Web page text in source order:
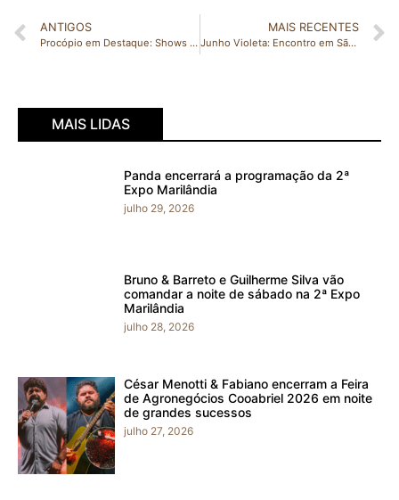
ANTIGOS
Procópio em Destaque: Shows Imperdíveis neste Fim de Semana em Mantenópolis e Nova Venécia
MAIS RECENTES
Junho Violeta: Encontro em São Gabriel da Palha destaca a importância de combater a violência contra os idosos
MAIS LIDAS
Panda encerrará a programação da 2ª
Expo Marilândia
julho 29, 2026
Bruno & Barreto e Guilherme Silva vão
comandar a noite de sábado na 2ª Expo
Marilândia
julho 28, 2026
César Menotti & Fabiano encerram a Feira
de Agronegócios Cooabriel 2026 em noite
de grandes sucessos
julho 27, 2026